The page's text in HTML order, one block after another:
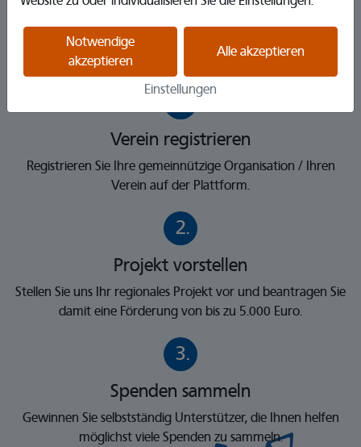
Notwendige
akzeptieren
Alle akzeptieren
Einstellungen
Verein registrieren
Registrieren Sie Ihre gemeinnützige Organisation / Ihren
Verein auf der Plattform.
2.
Projekt vorstellen
Stellen Sie uns Ihr regionales Projekt vor und beantragen Sie
damit eine Förderung von bis zu 5.000 Euro.
3.
Spenden sammeln
Gewinnen Sie selbstständig Unterstützer, die Ihnen helfen
möglichst viele Spenden zu sammeln.